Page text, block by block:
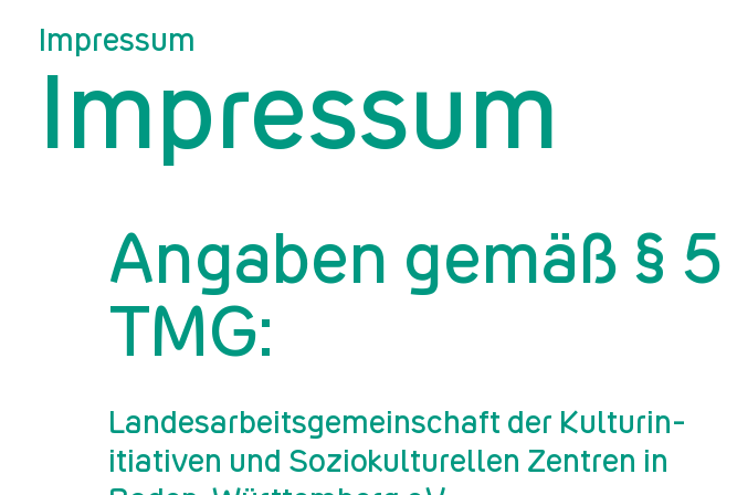
Impressum
Impressum
Angaben gemäß § 5
TMG:
Lan­des­ar­beits­ge­mein­schaft der Kul­tur­in­
itia­ti­ven und So­zio­kul­tu­rel­len Zen­tren in